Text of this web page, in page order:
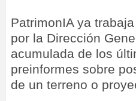
PatrimonIA ya
por la Dirección
acumulada de los
preinformes sobre
de un terreno o